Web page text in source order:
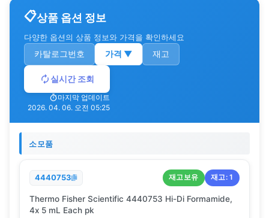
상품 옵션 정보
다양한 옵션의 상품 정보와 가격을 확인하세요
카탈로그번호 가격 ▼ 재고
실시간 조회
마지막 업데이트
2026. 04. 06. 오전 05:25
소모품
4440753 재고보유 재고:1
Thermo Fisher Scientific 4440753 Hi-Di Formamide,
4x 5 mL Each pk